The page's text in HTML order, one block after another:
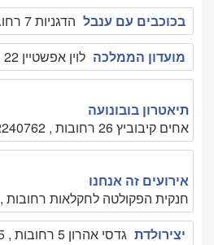
בכוכבים עם ענבל הדגניות 7 רחובות , 0528711390
מועדון הממלכה לוין אפשטיין 22 רחובות , 0505550004
תיאטרון בובונועה
אחים קיבוביץ 26 רחובות , 0522240762
אירועים זה אנחנו
חנקית הפקולטה לחקלאות רחובות , 0524292226
יצירולדת גדסי אהרון 5 רחובות , 0528398465